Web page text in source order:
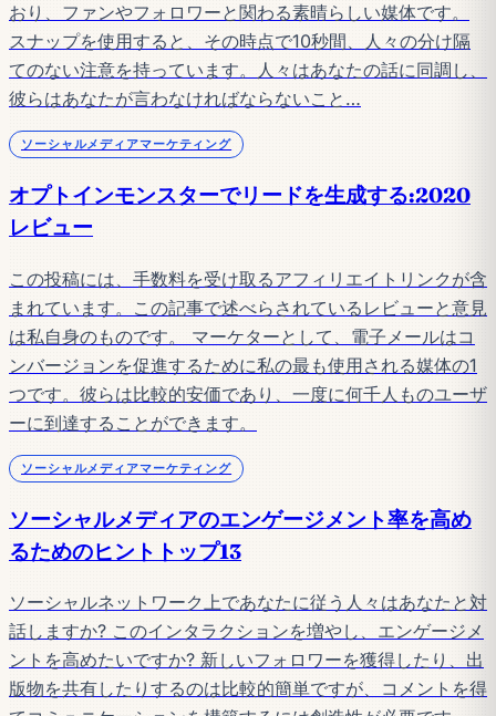
おり、ファンやフォロワーと関わる素晴らしい媒体です。
スナップを使用すると、その時点で10秒間、人々の分け隔
てのない注意を持っています。人々はあなたの話に同調し、
彼らはあなたが言わなければならないこと…
ソーシャルメディアマーケティング
オプトインモンスターでリードを生成する:2020
レビュー
この投稿には、手数料を受け取るアフィリエイトリンクが含
まれています。この記事で述べらされているレビューと意見
は私自身のものです。 マーケターとして、電子メールはコ
ンバージョンを促進するために私の最も使用される媒体の1
つです。彼らは比較的安価であり、一度に何千人ものユーザ
ーに到達することができます。
ソーシャルメディアマーケティング
ソーシャルメディアのエンゲージメント率を高め
るためのヒントトップ13
ソーシャルネットワーク上であなたに従う人々はあなたと対
話しますか? このインタラクションを増やし、エンゲージメ
ントを高めたいですか? 新しいフォロワーを獲得したり、出
版物を共有したりするのは比較的簡単ですが、コメントを得